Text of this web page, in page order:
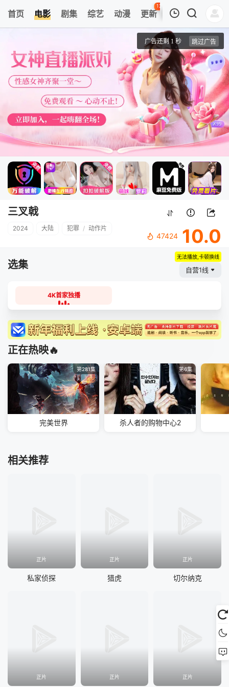
首页 电影 剧集 综艺 动漫 更新
127
热榜 APP
4K首家独播
三叉戟
三叉戟
2024 大陆 犯罪 / 动作片
47424 10.0
选集
无法播放,卡顿换线
自营1线
4K首家独播
正在热映🔥
第281集
完美世界
第6集
杀人者的购物中心2
相关推荐
正片
私家侦探
正片
猎虎
正片
切尔纳克
正片 正片 正片